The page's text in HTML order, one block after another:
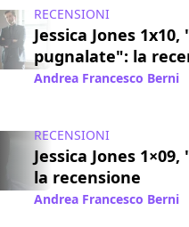
RECENSIONI
Jessica Jones
pugnalate": la
Andrea Francesco Berni
RECENSIONI
Jessica Jones
la recensione
Andrea Francesco Berni